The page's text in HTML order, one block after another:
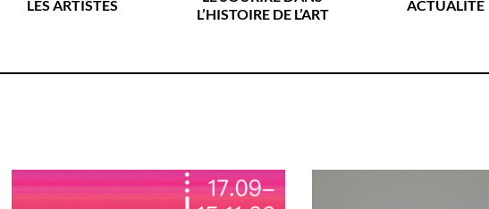
LES ARTISTES
L’HISTOIRE DE L’ART
ACTUALITÉ